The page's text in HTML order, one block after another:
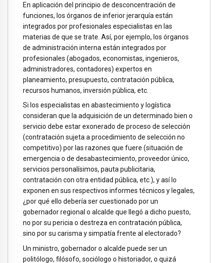
En aplicación del principio de desconcentración de
funciones, los órganos de inferior jerarquía están
integrados por profesionales especialistas en las
materias de que se trate. Así, por ejemplo, los órganos
de administración interna están integrados por
profesionales (abogados, economistas, ingenieros,
administradores, contadores) expertos en
planeamiento, presupuesto, contratación pública,
recursos humanos, inversión pública, etc.
Si los especialistas en abastecimiento y logística
consideran que la adquisición de un determinado bien o
servicio debe estar exonerado de proceso de selección
(contratación sujeta a procedimiento de selección no
competitivo) por las razones que fuere (situación de
emergencia o de desabastecimiento, proveedor único,
servicios personalísimos, pauta publicitaria,
contratación con otra entidad pública, etc.), y así lo
exponen en sus respectivos informes técnicos y legales,
¿por qué ello debería ser cuestionado por un
gobernador regional o alcalde que llegó a dicho puesto,
no por su pericia o destreza en contratación pública,
sino por su carisma y simpatía frente al electorado?
Un ministro, gobernador o alcalde puede ser un
politólogo, filósofo, sociólogo o historiador, o quizá